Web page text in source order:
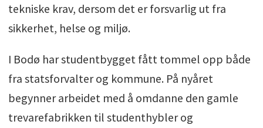
tekniske krav, dersom det er forsvarlig ut fra
sikkerhet, helse og miljø.
I Bodø har studentbygget fått tommel opp både
fra statsforvalter og kommune. På nyåret
begynner arbeidet med å omdanne den gamle
trevarefabrikken til studenthybler og